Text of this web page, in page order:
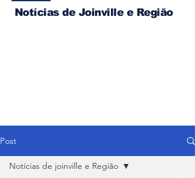
Notícias de Joinville e Região
Post
Notícias de joinville e Região